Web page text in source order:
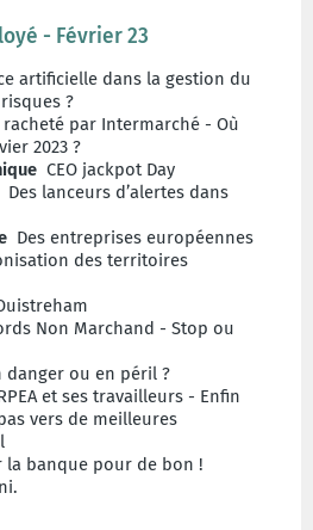
- Février 23
artificielle dans la gestion du
?
racheté par Intermarché - Où
2023 ?
CEO jackpot Day
Des lanceurs d’alertes dans
Des entreprises européennes
des territoires
Non Marchand - Stop ou
danger ou en péril ?
et ses travailleurs - Enfin
vers de meilleures
la banque pour de bon !